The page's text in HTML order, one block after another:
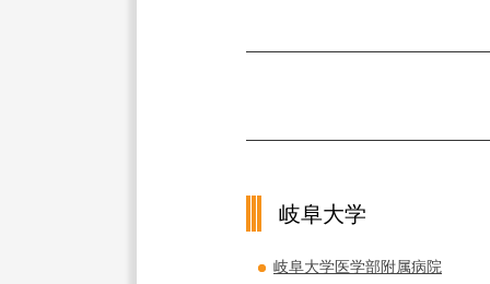
岐阜大学
岐阜大学医学部附属病院